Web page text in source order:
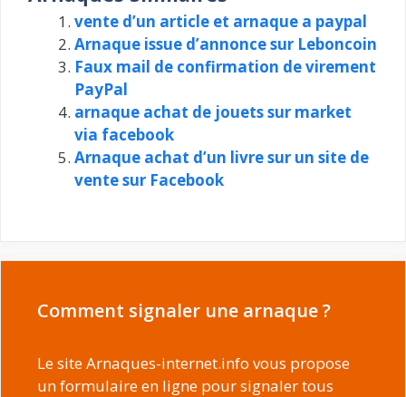
vente d’un article et arnaque a paypal
Arnaque issue d’annonce sur Leboncoin
Faux mail de confirmation de virement
PayPal
arnaque achat de jouets sur market
via facebook
Arnaque achat d’un livre sur un site de
vente sur Facebook
Comment signaler une arnaque ?
Le site Arnaques-internet.info vous propose
un formulaire en ligne pour signaler tous